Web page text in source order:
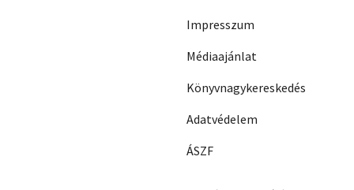
Impresszum
Médiaajánlat
Könyvnagykereskedés
Adatvédelem
ÁSZF